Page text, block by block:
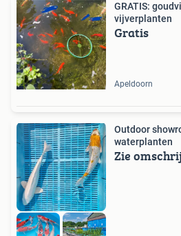
GRATIS:
vijverplanten
Gratis
Apeldoorn
Outdoor
waterplanten
Zie